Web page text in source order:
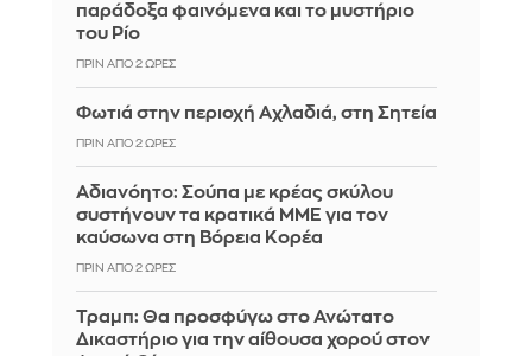
παράδοξα φαινόμενα και το μυστήριο
του Ρίο
ΠΡΙΝ ΑΠΌ 2 ΏΡΕΣ
Φωτιά στην περιοχή Αχλαδιά, στη Σητεία
ΠΡΙΝ ΑΠΌ 2 ΏΡΕΣ
Αδιανόητο: Σούπα με κρέας σκύλου
συστήνουν τα κρατικά ΜΜΕ για τον
καύσωνα στη Βόρεια Κορέα
ΠΡΙΝ ΑΠΌ 2 ΏΡΕΣ
Τραμπ: Θα προσφύγω στο Ανώτατο
Δικαστήριο για την αίθουσα χορού στον